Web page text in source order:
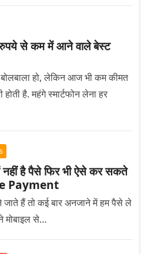
से कम में आने वाले बेस्ट
बोलबाला हो, लेकिन आज भी कम कीमत
है. महंगे स्मार्टफोन लेना हर
है पैसे फिर भी ऐसे कर सकते
Payment
हैं तो कई बार अनजाने में हम पैसे ले
मोबाइल से…